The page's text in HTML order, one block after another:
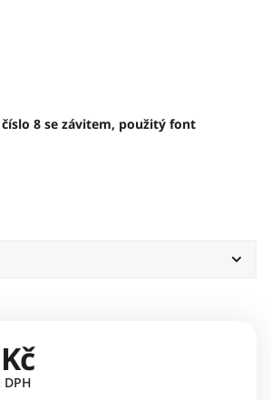
8 se závitem, použitý font
DPH